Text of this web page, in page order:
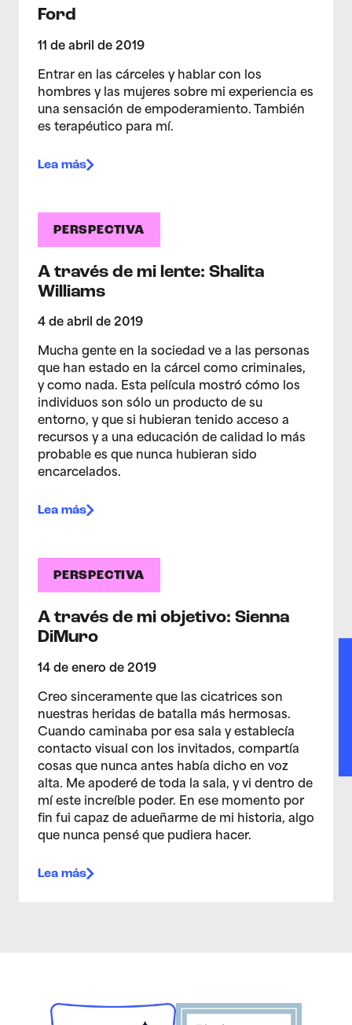
Ford
11 de abril de 2019
Entrar en las cárceles y hablar con los
hombres y las mujeres sobre mi experiencia es
una sensación de empoderamiento. También
es terapéutico para mí.
Lea más
PERSPECTIVA
A través de mi lente: Shalita
Williams
4 de abril de 2019
Mucha gente en la sociedad ve a las personas
que han estado en la cárcel como criminales,
y como nada. Esta película mostró cómo los
individuos son sólo un producto de su
entorno, y que si hubieran tenido acceso a
recursos y a una educación de calidad lo más
probable es que nunca hubieran sido
encarcelados.
Lea más
PERSPECTIVA
A través de mi objetivo: Sienna
DiMuro
14 de enero de 2019
Creo sinceramente que las cicatrices son
nuestras heridas de batalla más hermosas.
Cuando caminaba por esa sala y establecía
contacto visual con los invitados, compartía
cosas que nunca antes había dicho en voz
alta. Me apoderé de toda la sala, y vi dentro de
mí este increíble poder. En ese momento por
fin fui capaz de adueñarme de mi historia, algo
que nunca pensé que pudiera hacer.
Lea más